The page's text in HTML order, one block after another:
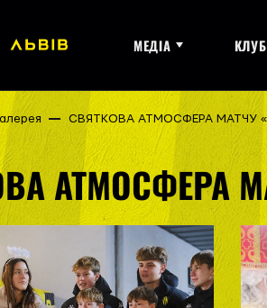
МЕДІА КЛУБ
СВЯТКОВА АТМОСФЕРА МАТЧУ
АТМОСФЕРА